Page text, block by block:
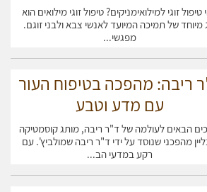
לאורח חיים בריא
טיפול זוגי למילואימניקים? טיפול זוגי מילואים הוא
מיוחד של תמיכה המיועד לאנשי צבא ולבני זוגם.
מפגשי...
ריבה: מהפכה בטיפוח העור
עם מדע וטבע
הבאים לעולמה של ד"ר ריבה, מותג קוסמטיקה
מהפכני שנוסד על ידי ד"ר ריבה שמולביץ'. עם
רקע במדעי הב...